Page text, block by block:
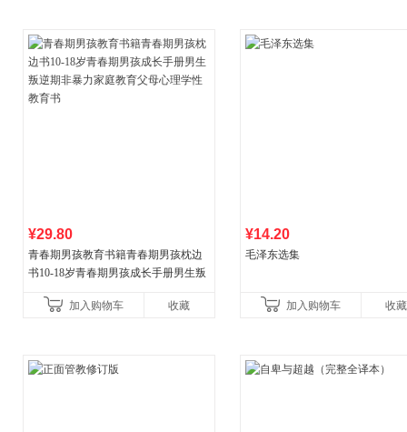
¥29.80
青春期男孩教育书籍青春期男孩枕边
书10-18岁青春期男孩成长手册男生叛
育书
加入购物车 收藏
¥14.20
毛泽东选集
加入购物车 收藏